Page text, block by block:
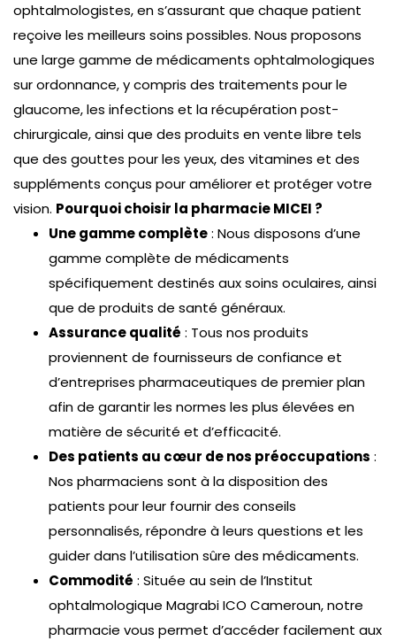
ophtalmologistes, en s’assurant que chaque patient
reçoive les meilleurs soins possibles. Nous proposons
une large gamme de médicaments ophtalmologiques
sur ordonnance, y compris des traitements pour le
glaucome, les infections et la récupération post-
chirurgicale, ainsi que des produits en vente libre tels
que des gouttes pour les yeux, des vitamines et des
suppléments conçus pour améliorer et protéger votre
vision. Pourquoi choisir la pharmacie MICEI ?
Une gamme complète: Nous disposons d’une
gamme complète de médicaments
spécifiquement destinés aux soins oculaires, ainsi
que de produits de santé généraux.
Assurance qualité : Tous nos produits
proviennent de fournisseurs de confiance et
d’entreprises pharmaceutiques de premier plan
afin de garantir les normes les plus élevées en
matière de sécurité et d’efficacité.
Des patients au cœur de nos préoccupations :
Nos pharmaciens sont à la disposition des
patients pour leur fournir des conseils
personnalisés, répondre à leurs questions et les
guider dans l’utilisation sûre des médicaments.
Commodité : Située au sein de l’Institut
ophtalmologique Magrabi ICO Cameroun, notre
pharmacie vous permet d’accéder facilement aux
Warning: Attempt to read property "title" on
false in/htdocs/wp-
content/plugins/inmedical/themes/
on line56
/Ophtalmologie Générale
Elle est ophtalmologue, spécialisée dans
l’uvéite et les inflammations oculaires. Elle a
effectué son internat en ophtalmologie à
l’Université de…
Henry E Nkumbe, MD